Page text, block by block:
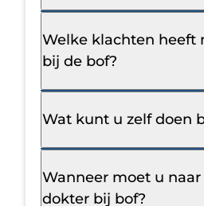
Welke klachten heeft
bij de bof?
Wat kunt u zelf doen
Wanneer moet u naar
dokter bij bof?